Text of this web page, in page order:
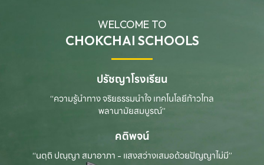
WELCOME TO
CHOKCHAI SCHOOLS
ปรัชญาโรงเรียน
“ความรู้นำทาง จริยธรรมนำใจ เทคโนโลยีก้าวไกล
พลานามัยสมบูรณ์”
คติพจน์
“นตฺถิ ปณฺญา สมาอาภา - แสงสว่างเสมอด้วยปัญญาไม่มี”